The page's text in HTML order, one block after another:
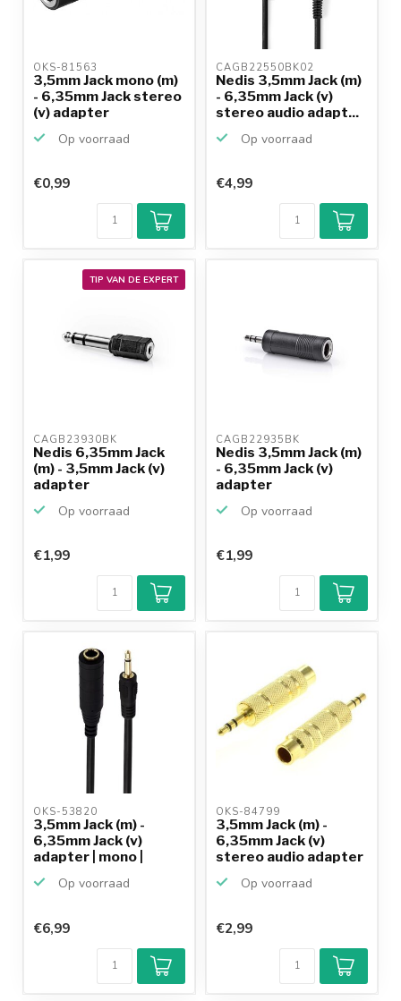
OKS-81563
3,5mm Jack mono (m)
- 6,35mm Jack stereo
(v) adapter
Op voorraad
€0,99
CAGB22550BK02
Nedis 3,5mm Jack (m)
- 6,35mm Jack (v)
stereo audio adapt...
Op voorraad
€4,99
TIP VAN DE EXPERT
CAGB23930BK
Nedis 6,35mm Jack
(m) - 3,5mm Jack (v)
adapter
Op voorraad
€1,99
CAGB22935BK
Nedis 3,5mm Jack (m)
- 6,35mm Jack (v)
adapter
Op voorraad
9,2/10
Achteraf
betalen mogelijk
€1,99
OKS-53820
3,5mm Jack (m) -
6,35mm Jack (v)
adapter | mono |
Op voorraad
€6,99
OKS-84799
3,5mm Jack (m) -
6,35mm Jack (v)
stereo audio adapter
Op voorraad
€2,99